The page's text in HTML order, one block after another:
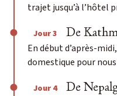
trajet jusqu’à l’hôtel
Jour 3 De
En début d’après-
domestique pour
Jour 4 De